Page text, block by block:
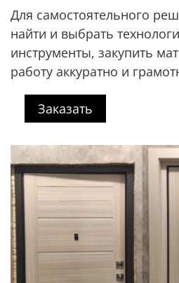
Для самостоятельного
найти и выбрать
инструменты, закупить
работу аккуратно и
Заказать